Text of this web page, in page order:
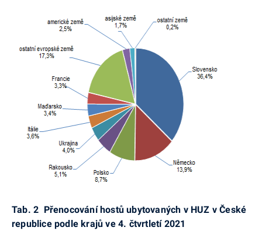
Tab. 2 Přenocování hostů ubytovaných v HUZ v České
republice podle krajů ve4. čtvrtletí 2021